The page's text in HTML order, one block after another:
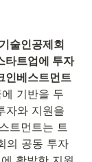
술인공제회
타트업에 투자
인베스트먼트
기반을 두
자와 지원을
트먼트는 트
의 공동 투자